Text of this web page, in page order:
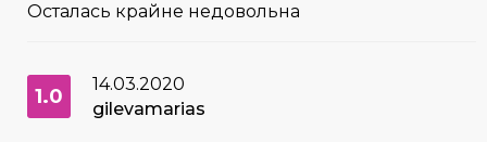
Осталась крайне недовольна
1.0
14.03.2020
gilevamarias